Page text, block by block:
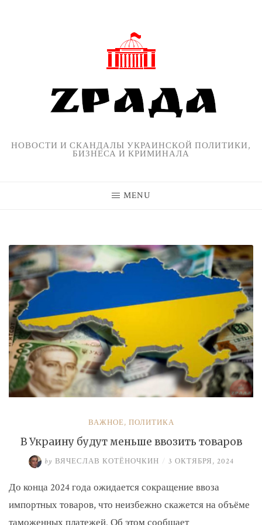
НОВОСТИ И СКАНДАЛЫ УКРАИНСКОЙ ПОЛИТИКИ,
БИЗНЕСА И КРИМИНАЛА
MENU
ВАЖНОЕ, ПОЛИТИКА
В Украину будут меньше ввозить товаров
by ВЯЧЕСЛАВ КОТЁНОЧКИН / 3 ОКТЯБРЯ, 2024
До конца 2024 года ожидается сокращение ввоза
импортных товаров, что неизбежно скажется на объёме